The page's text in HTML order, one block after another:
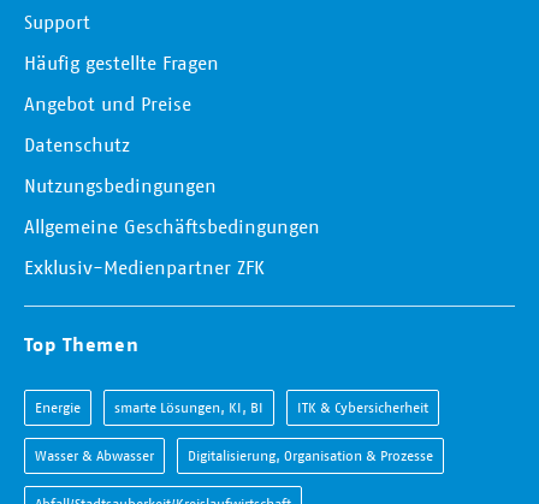
Support
Häufig gestellte Fragen
Angebot und Preise
Datenschutz
Nutzungsbedingungen
Allgemeine Geschäftsbedingungen
Exklusiv-Medienpartner ZFK
Top Themen
Energie smarte Lösungen, KI, BI ITK & Cybersicherheit
Wasser & Abwasser Digitalisierung, Organisation & Prozesse